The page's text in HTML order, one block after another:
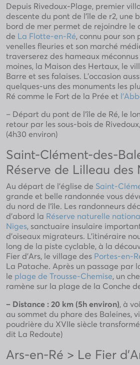
Depuis Rivedoux-Plage, premier
descente du pont de l’île de r2, une
bord de mer permet de rejoindre le
de La Flotte-en-Ré, connu pour son
venelles fleuries et son marché
traverserez des hameaux méconnus
moines, la Maison des Hertaux, le
Barre et ses falaises. L’occasion
quelques-uns des monuments les
Ré comme le Fort de la Prée et
– Départ du pont de l’île de Ré, le
retour par les sous-bois de
(4h30 environ)
Saint-Clément-des-
Réserve de Lilleau des
Au départ de l’église de Saint-
grande et belle randonnée vous
du nord de l’île. Les randonneurs
d’abord la Réserve naturelle
Niges, sanctuaire insulaire
d’oiseaux migrateurs. L’itinéraire
long de la piste cyclable, à la
Fier d’Ars, le village des Portes-en-
La Patache. Après un passage par
le plage de Trousse-Chemise, un
ramène sur la plage de la Conche
– Distance : 20 km (5h environ), à
au sommet du phare des Baleines,
poudrière du XVIIe siècle
dit La Redoute)
Ars-en-Ré > Le Fier